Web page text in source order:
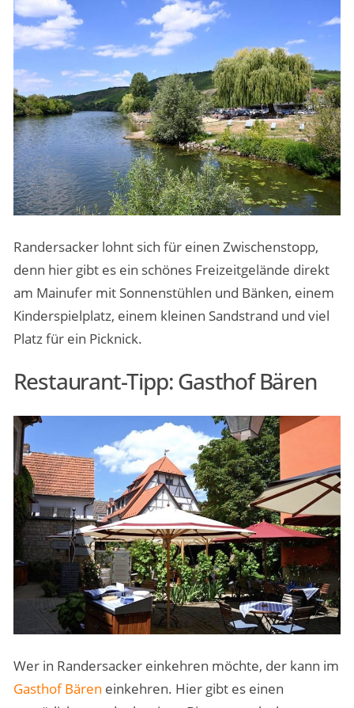
Randersacker lohnt sich für einen Zwischenstopp,
denn hier gibt es ein schönes Freizeitgelände direkt
am Mainufer mit Sonnenstühlen und Bänken, einem
Kinderspielplatz, einem kleinen Sandstrand und viel
Platz für ein Picknick.
Restaurant-Tipp: Gasthof Bären
Wer in Randersacker einkehren möchte, der kann im
Gasthof Bären einkehren. Hier gibt es einen